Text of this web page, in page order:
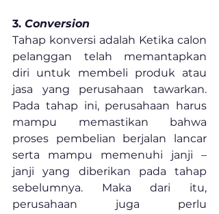
3. Conversion
Tahap konversi adalah Ketika calon
pelanggan telah memantapkan
diri untuk membeli produk atau
jasa yang perusahaan tawarkan.
Pada tahap ini, perusahaan harus
mampu memastikan bahwa
proses pembelian berjalan lancar
serta mampu memenuhi janji –
janji yang diberikan pada tahap
sebelumnya. Maka dari itu,
perusahaan juga perlu